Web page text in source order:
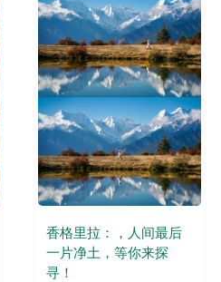
香格里拉：，人间最后
一片净土，等你来探
寻！